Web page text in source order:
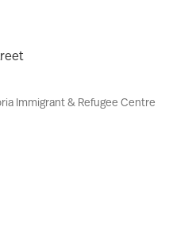
Immigrant & Refugee Centre